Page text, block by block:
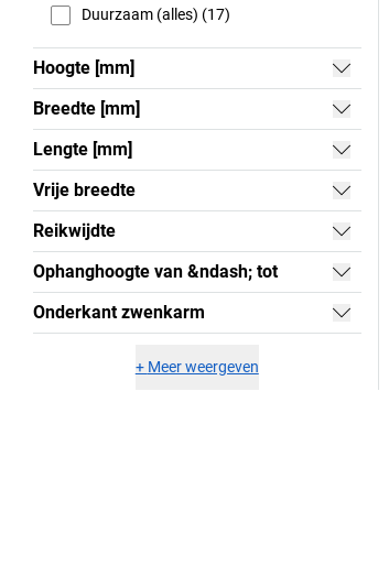
Duurzaam (alles) (17)
Hoogte [mm]
Breedte [mm]
Lengte [mm]
Vrije breedte
Reikwijdte
Ophanghoogte van &ndash; tot
Onderkant zwenkarm
+ Meer weergeven